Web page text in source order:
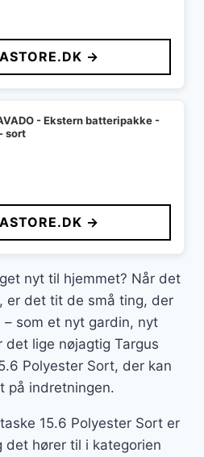
→
- Ekstern batteripakke -
sort
→
nyt til hjemmet? Når det
er det tit de små ting, der
som et nyt gardin, nyt
det lige nøjagtig Targus
Polyester Sort, der kan
på indretningen.
15.6 Polyester Sort er
hører til i kategorien